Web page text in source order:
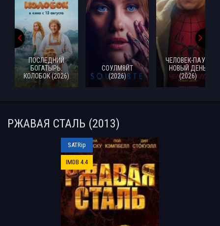
ПОСЛЕДНИЙ
БОГАТЫРЬ.
КОЛОБОК (2026)
СОУЛМ8ЙТ
(2026)
ЧЕЛОВЕК-ПАУК:
НОВЫЙ ДЕНЬ
(2026)
РЖАВАЯ СТАЛЬ (2013)
SATRip
IMDB 4.4